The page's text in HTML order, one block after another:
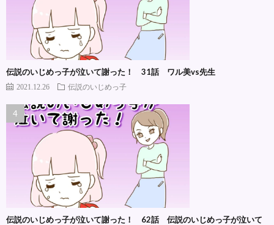
伝説のいじめっ子が泣いて謝った！ 31話 ワル美vs先生
2021.12.26 伝説のいじめっ子
伝説のいじめっ子が泣いて謝った！ 62話 伝説のいじめっ子が泣いて